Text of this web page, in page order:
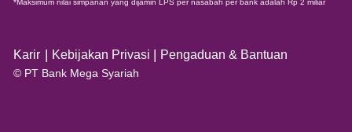
*Maksimum nilai simpanan yang dijamin LPS per nasabah per bank adalah Rp 2 miliar
Karir Kebijakan Privasi Pengaduan & Bantuan
© PT Bank Mega Syariah